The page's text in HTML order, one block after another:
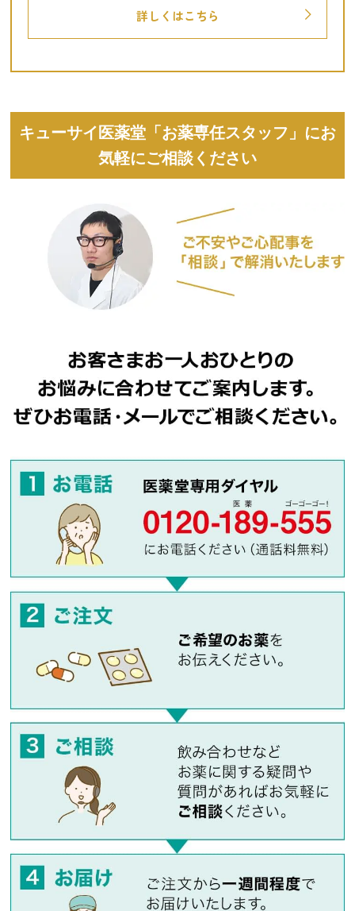
詳しくはこちら
キューサイ医薬堂「お薬専任スタッフ」にお
気軽にご相談ください